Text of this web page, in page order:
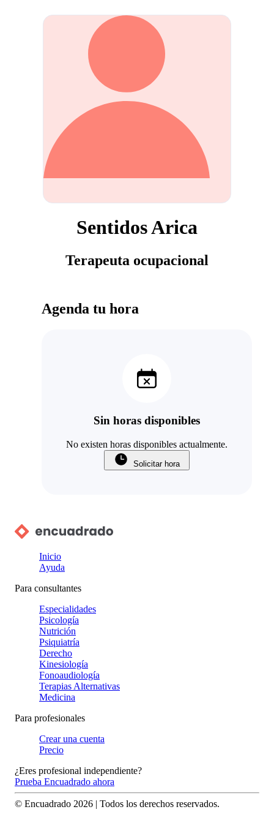
Sentidos Arica
Terapeuta ocupacional
Agenda tu hora
Sin horas disponibles
No existen horas disponibles actualmente.
Solicitar hora
Inicio
Ayuda
Para consultantes
Especialidades
Psicología
Nutrición
Psiquiatría
Derecho
Kinesiología
Fonoaudiología
Terapias Alternativas
Medicina
Para profesionales
Crear una cuenta
Precio
¿Eres profesional independiente?
Prueba Encuadrado ahora
© Encuadrado 2026 | Todos los derechos reservados.